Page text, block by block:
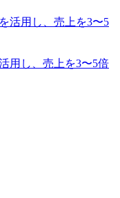
用し、売上を3〜5倍